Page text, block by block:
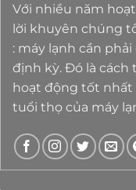
Với nhiều năm
lời khuyên chúng
: máy lạnh cần
định kỳ. Đó là
hoạt động tốt nhất
tuổi thọ của máy